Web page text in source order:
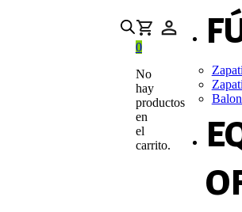
0
No
hay
productos
en
el
carrito.